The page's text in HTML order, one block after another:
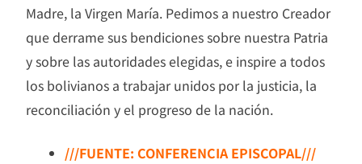
Madre, la Virgen María. Pedimos a nuestro Creador
que derrame sus bendiciones sobre nuestra Patria
y sobre las autoridades elegidas, e inspire a todos
los bolivianos a trabajar unidos por la justicia, la
reconciliación y el progreso de la nación.
///FUENTE: CONFERENCIA EPISCOPAL///